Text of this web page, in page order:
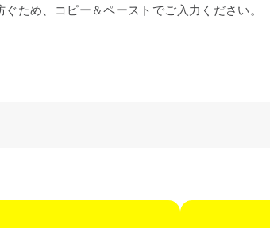
ため、コピー＆ペーストでご入力ください。